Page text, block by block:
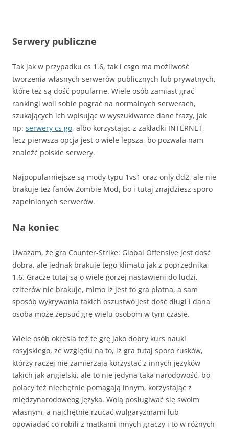
Serwery publiczne
Tak jak w przypadku cs 1.6, tak i csgo ma możliwość
tworzenia własnych serwerów publicznych lub prywatnych,
które też są dość popularne. Wiele osób zamiast grać
rankingi woli sobie pograć na normalnych serwerach,
szukających ich wpisując w wyszukiwarce dane frazy, jak
np: serwery cs go, albo korzystając z zakładki INTERNET,
lecz pierwsza opcja jest o wiele lepsza, bo pozwala nam
znaleźć polskie serwery.
Najpopularniejsze są mody typu 1vs1 oraz only dd2, ale nie
brakuje też fanów Zombie Mod, bo i tutaj znajdziesz sporo
zapełnionych serwerów.
Na koniec
Uważam, że gra Counter-Strike: Global Offensive jest dość
dobra, ale jednak brakuje tego klimatu jak z poprzednika
1.6. Gracze tutaj są o wiele gorzej nastawieni do ludzi,
cziterów nie brakuje, mimo iż jest to gra płatna, a sam
sposób wykrywania takich oszustwó jest dość długi i dana
osoba może zepsuć grę wielu osobom w tym czasie.
Wiele osób określa też te grę jako dobry kurs nauki
rosyjskiego, ze względu na to, iż gra tutaj sporo rusków,
którzy raczej nie zamierzają korzystać z innych języków
takich jak angielski, ale to nie jedyna taka narodowość, bo
polacy też niechętnie pomagają innym, korzystając z
międzynarodoweog języka. Wolą posługiwać się swoim
własnym, a najchętnie rzucać wulgaryzmami lub
opowiadać co robili z matkami innych graczy i to w różnych